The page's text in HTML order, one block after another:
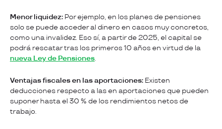
Menor liquidez: Por ejemplo, en los planes de pensiones
solo se puede acceder al dinero en casos muy concretos,
como una invalidez. Eso sí, a partir de 2025, el capital se
podrá rescatar tras los primeros 10 años en virtud de la
nueva Ley de Pensiones.
Ventajas fiscales en las aportaciones: Existen
deducciones respecto a las en aportaciones que pueden
suponer hasta el 30 % de los rendimientos netos de
trabajo.